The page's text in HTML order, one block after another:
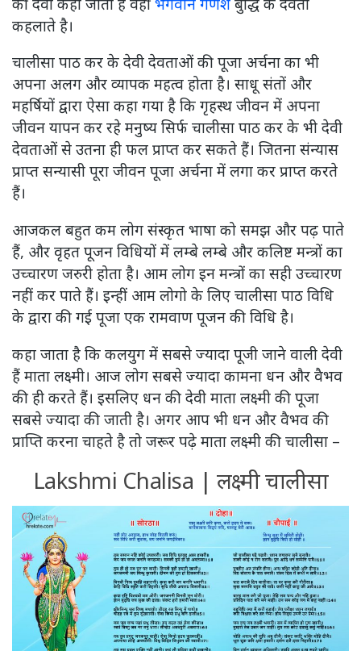
कहलाते है।
चालीसा पाठ कर के देवी देवताओं की पूजा अर्चना का भी
अपना अलग और व्यापक महत्व होता है। साधू संतों और
महर्षियों द्वारा ऐसा कहा गया है कि गृहस्थ जीवन में अपना
जीवन यापन कर रहे मनुष्य सिर्फ चालीसा पाठ कर के भी देवी
देवताओं से उतना ही फल प्राप्त कर सकते हैं। जितना संन्यास
प्राप्त सन्यासी पूरा जीवन पूजा अर्चना में लगा कर प्राप्त करते
हैं।
आजकल बहुत कम लोग संस्कृत भाषा को समझ और पढ़ पाते
हैं, और वृहत पूजन विधियों में लम्बे लम्बे और कलिष्ट मन्त्रों का
उच्चारण जरुरी होता है। आम लोग इन मन्त्रों का सही उच्चारण
नहीं कर पाते हैं। इन्हीं आम लोगो के लिए चालीसा पाठ विधि
के द्वारा की गई पूजा एक रामवाण पूजन की विधि है।
कहा जाता है कि कलयुग में सबसे ज्यादा पूजी जाने वाली देवी
हैं माता लक्ष्मी। आज लोग सबसे ज्यादा कामना धन और वैभव
की ही करते हैं। इसलिए धन की देवी माता लक्ष्मी की पूजा
सबसे ज्यादा की जाती है। अगर आप भी धन और वैभव की
प्राप्ति करना चाहते है तो जरूर पढ़े माता लक्ष्मी की चालीसा –
Lakshmi Chalisa | लक्ष्मी चालीसा